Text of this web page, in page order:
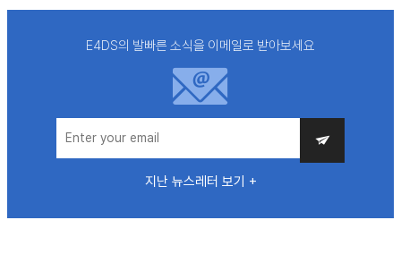
E4DS의 발빠른 소식을 이메일로 받아보세요
지난 뉴스레터 보기 +